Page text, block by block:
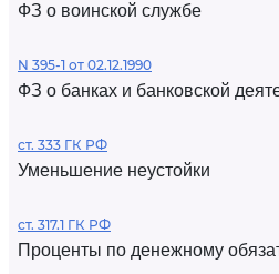
ФЗ о воинской службе
N 395-1 от 02.12.1990
ФЗ о банках и банковской
ст. 333 ГК РФ
Уменьшение неустойки
ст. 317.1 ГК РФ
Проценты по денежному